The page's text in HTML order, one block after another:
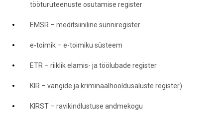
tööturuteenuste osutamise register
EMSR – meditsiiniline sünniregister
e-toimik – e-toimiku süsteem
ETR – riiklik elamis- ja töölubade register
KIR – vangide ja kriminaalhooldusaluste register)
KIRST – ravikindlustuse andmekogu